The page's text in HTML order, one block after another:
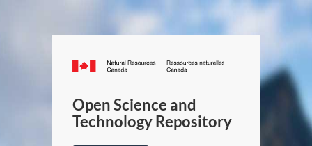
Canada.ca
/
Canada
Open Science and
Technology Repository